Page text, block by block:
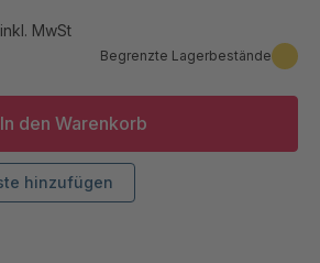
MwSt
Begrenzte Lagerbestände
In den Warenkorb
hinzufügen